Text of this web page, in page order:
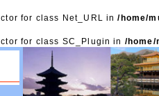
for class Net_URL in/home/
for class SC_Plugin in /